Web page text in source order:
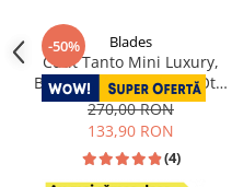
-50% Blades
Cutit Tanto Mini Luxury,
Bucatarie & Camping, Otel
Damasc VG10, Maner Red
Wood, 19,5 cm
270,00 RON
133,90 RON
(4)